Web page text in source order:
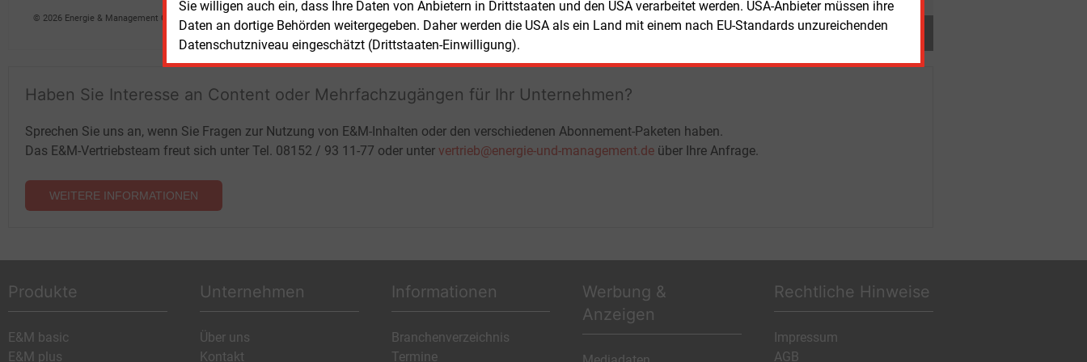
Sie willigen auch ein, dass Ihre Daten von Anbietern in Drittstaaten und den USA verarbeitet werden. USA-Anbieter müssen ihre
Daten an dortige Behörden weitergegeben. Daher werden die USA als ein Land mit einem nach EU-Standards unzureichenden
Datenschutzniveau eingeschätzt (Drittstaaten-Einwilligung).
© 2026 Energie & Management GmbH
Teilen:
Haben Sie Interesse an Content oder Mehrfachzugängen für Ihr Unternehmen?
Sprechen Sie uns an, wenn Sie Fragen zur Nutzung von E&M-Inhalten oder den verschiedenen Abonnement-Paketen haben.
Das E&M-Vertriebsteam freut sich unter Tel. 08152 / 93 11-77 oder unter vertrieb@energie-und-management.de über Ihre Anfrage.
WEITERE INFORMATIONEN
Produkte
E&M basic
E&M plus
Unternehmen
Über uns
Kontakt
Informationen
Branchenverzeichnis
Termine
Werbung &
Anzeigen
Rechtliche Hinweise
Impressum
AGB